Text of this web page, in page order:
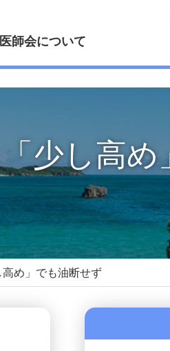
師会について
少し高め
め」でも油断せず